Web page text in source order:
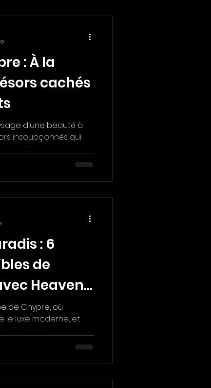
: À la
cachés
d'une beauté à
insoupçonnés qui
Chez...
: 6
de
Heaven
de Chypre, où
le luxe moderne, et
vous...